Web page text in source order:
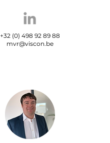
+32 (0) 498 92 89 88
mvr@viscon.be